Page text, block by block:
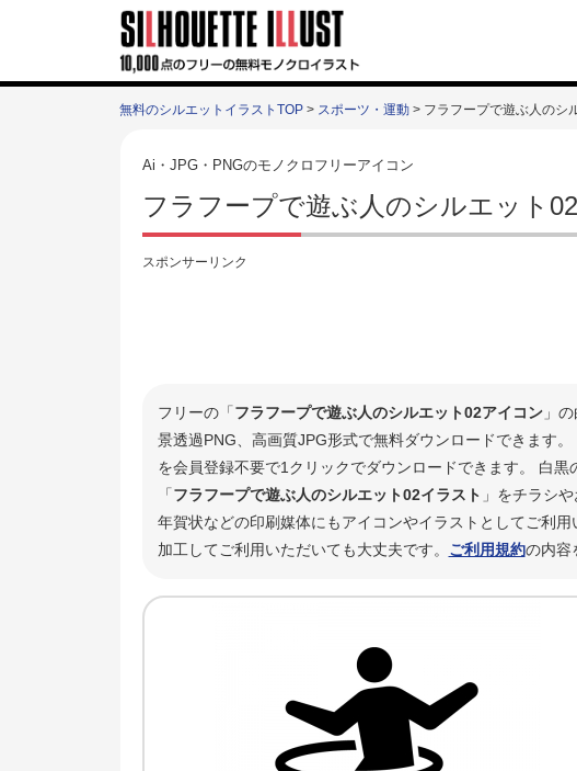
無料のシルエットイラストTOP > スポーツ・運動 > フラフープで遊ぶ人のシ
Ai・JPG・PNGのモノクロフリーアイコン
フラフープで遊ぶ人のシルエット
スポンサーリンク
フリーの「フラフープで遊ぶ人のシルエット02アイコン」の
景透過PNG、高画質JPG形式で無料ダウンロードできます
を会員登録不要で1クリックでダウンロードできます。 白黒
「フラフープで遊ぶ人のシルエット02イラスト 」をチラシ
年賀状などの印刷媒体にもアイコンやイラストとしてご利
加工してご利用いただいても大丈夫です。 ご利用規約の内容